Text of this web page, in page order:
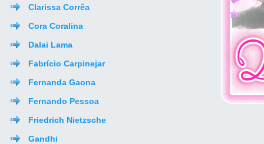
Clarissa Corrêa
Cora Coralina
Dalai Lama
Fabrício Carpinejar
Fernanda Gaona
Fernando Pessoa
Friedrich Nietzsche
Gandhi